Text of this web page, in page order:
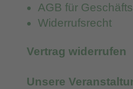
AGB für
Widerrufsrecht
Vertrag widerrufen
Unsere